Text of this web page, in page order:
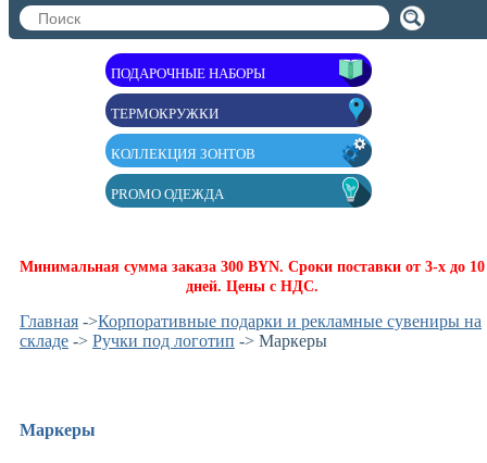
ПОДАРОЧНЫЕ НАБОРЫ
ТЕРМОКРУЖКИ
КОЛЛЕКЦИЯ ЗОНТОВ
PROMO ОДЕЖДА
Минимальная сумма заказа 300 BYN. Сроки поставки от 3-х до 10
дней. Цены с НДС.
Главная ->Корпоративные подарки и рекламные сувениры на
складе -> Ручки под логотип -> Маркеры
Маркеры